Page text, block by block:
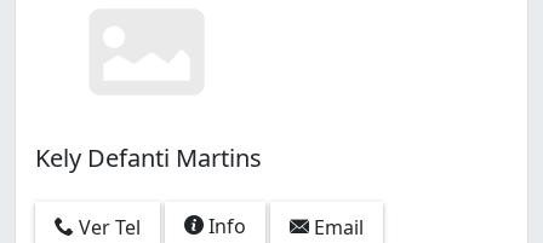
Kely Defanti Martins
Ver Tel Info Email